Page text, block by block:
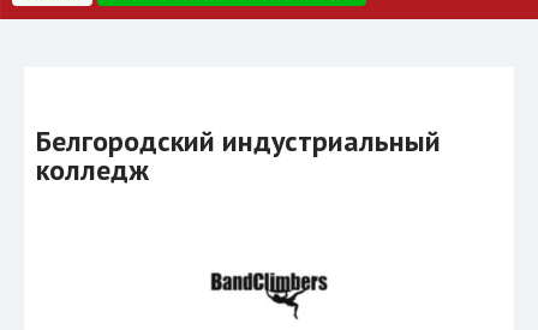
Белгородский индустриальный
колледж